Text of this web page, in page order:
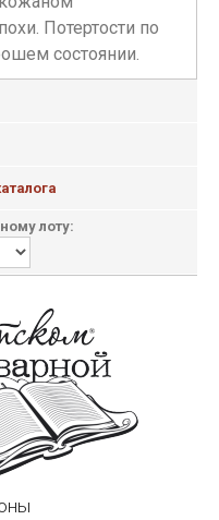
Потертости по
состоянии.
лоту: